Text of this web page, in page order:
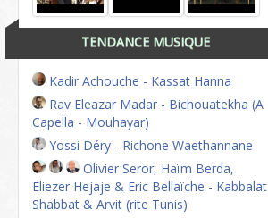
TENDANCE MUSIQUE
Kadir Achouche - Kassat Hanna
Rav Eleazar Madar - Bichouatekha (A
Capella - Mouhayar)
Yossi Déry - Richone Waethannane
Olivier Seror, Haïm Berda,
Eliezer Hejaje & Eric Bellaïche - Kabbalat
Shabbat & Arvit (rite Tunis)